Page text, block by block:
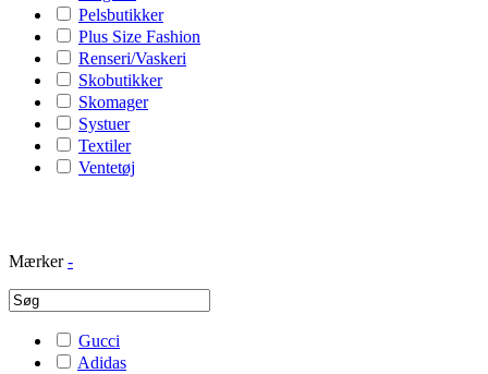
Pelsbutikker
Plus Size Fashion
Renseri/Vaskeri
Skobutikker
Skomager
Systuer
Textiler
Ventetøj
Mærker -
Gucci
Adidas